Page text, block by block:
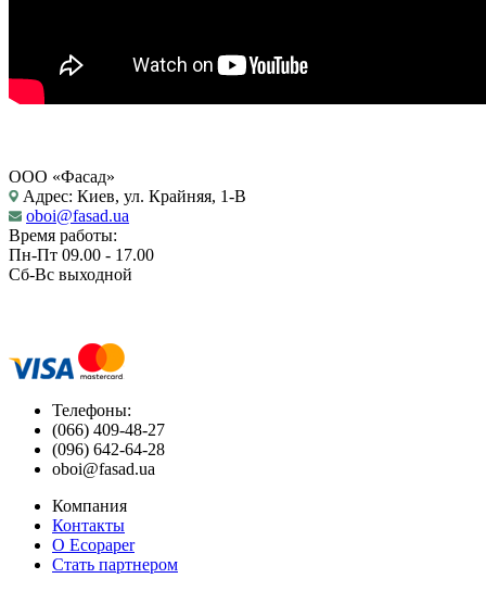
ООО «Фасад»
Адрес: Киев, ул. Крайняя, 1-В
oboi@fasad.ua
Время работы:
Пн-Пт 09.00 - 17.00
Сб-Вс выходной
Телефоны:
(066) 409-48-27
(096) 642-64-28
oboi@fasad.ua
Компания
Контакты
О Ecopaper
Стать партнером